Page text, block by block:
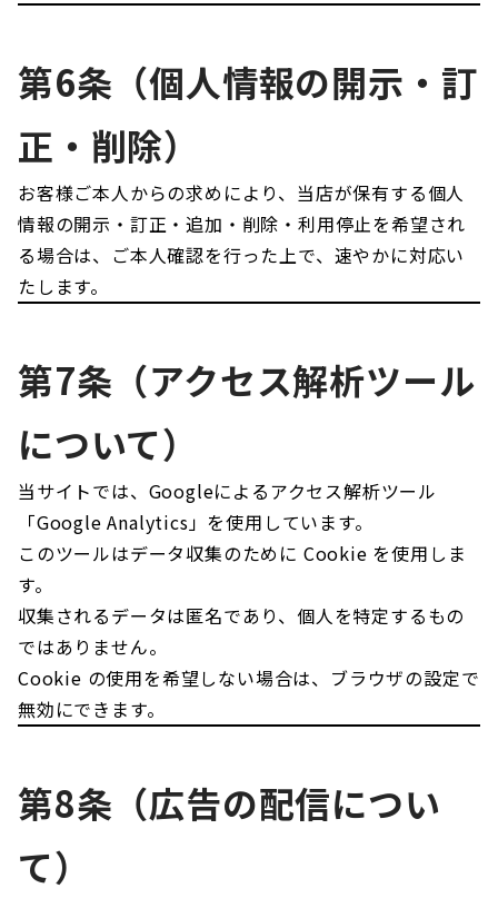
第6条（個人情報の開示・訂
正・削除）
お客様ご本人からの求めにより、当店が保有する個人
情報の開示・訂正・追加・削除・利用停止を希望され
る場合は、ご本人確認を行った上で、速やかに対応い
たします。
第7条（アクセス解析ツール
について）
当サイトでは、Googleによるアクセス解析ツール
「Google Analytics」を使用しています。
このツールはデータ収集のために Cookie を使用しま
す。
収集されるデータは匿名であり、個人を特定するもの
ではありません。
Cookie の使用を希望しない場合は、ブラウザの設定で
無効にできます。
第8条（広告の配信につい
て）